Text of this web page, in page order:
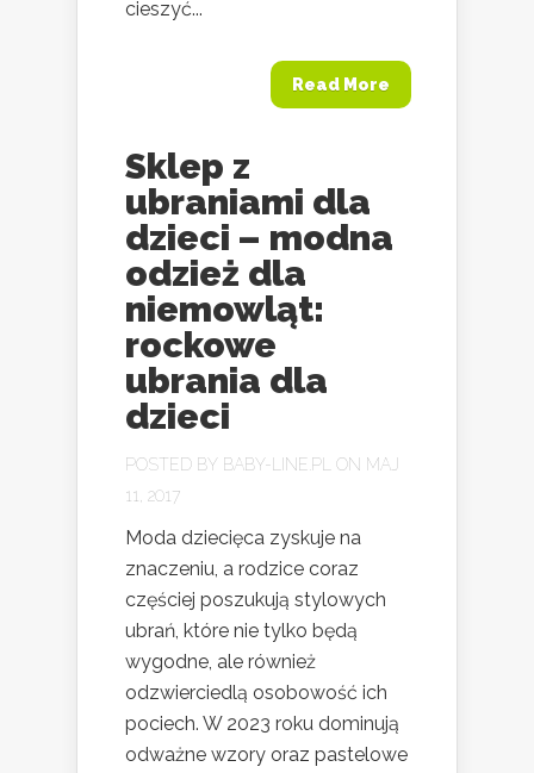
cieszyć...
Read More
Sklep z
ubraniami dla
dzieci – modna
odzież dla
niemowląt:
rockowe
ubrania dla
dzieci
POSTED BY BABY-LINE.PL ON MAJ
11, 2017
Moda dziecięca zyskuje na
znaczeniu, a rodzice coraz
częściej poszukują stylowych
ubrań, które nie tylko będą
wygodne, ale również
odzwierciedlą osobowość ich
pociech. W 2023 roku dominują
odważne wzory oraz pastelowe